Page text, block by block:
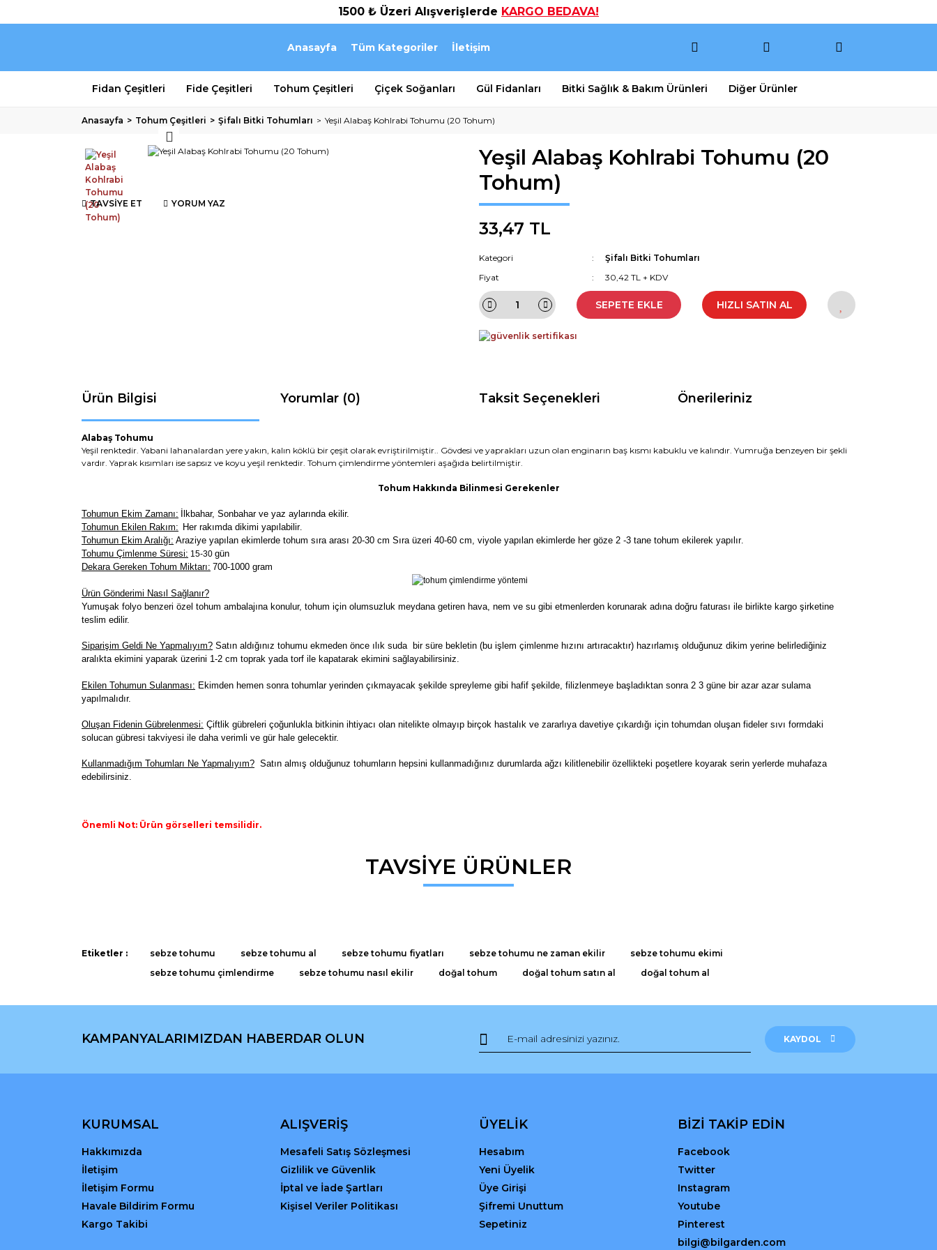
1500 ₺ Üzeri Alışverişlerde KARGO BEDAVA!
Anasayfa Tüm Kategoriler İletişim
Fidan Çeşitleri Fide Çeşitleri Tohum Çeşitleri Çiçek Soğanları Gül Fidanları Bitki Sağlık & Bakım Ürünleri Diğer Ürünler
Anasayfa Tohum Çeşitleri Şifalı Bitki Tohumları Yeşil Alabaş Kohlrabi Tohumu (20 Tohum)
TAVSİYE ET YORUM YAZ
Yeşil Alabaş Kohlrabi Tohumu (20
Tohum)
33,47 TL
Kategori
Şifalı Bitki Tohumları
Fiyat
30,42 TL + KDV
SEPETE EKLE HIZLI SATIN AL
Ürün Bilgisi Yorumlar (0) Taksit Seçenekleri Önerileriniz
Alabaş Tohumu
Yeşil renktedir. Yabani lahanalardan yere yakın, kalın köklü bir çeşit olarak evriştirilmiştir.. Gövdesi ve yaprakları uzun olan enginarın baş kısmı kabuklu ve kalındır. Yumruğa benzeyen bir şekli
vardır. Yaprak kısımları ise sapsız ve koyu yeşil renktedir. Tohum çimlendirme yöntemleri aşağıda belirtilmiştir.
Tohum Hakkında Bilinmesi Gerekenler
Tohumun Ekim Zamanı:
İlkbahar, Sonbahar ve yaz aylarında ekilir.
Tohumun Ekilen Rakım: Her rakımda dikimi yapılabilir.
Tohumun Ekim Aralığı: Araziye yapılan ekimlerde tohum sıra arası 20-30 cm Sıra üzeri 40-60 cm, viyole yapılan ekimlerde her göze 2 -3 tane tohum ekilerek yapılır.
Tohumu Çimlenme Süresi: 15-30 gün
Dekara Gereken Tohum Miktarı: 700-1000 gram
Ürün Gönderimi Nasıl Sağlanır?
Yumuşak folyo benzeri özel tohum ambalajına konulur, tohum için olumsuzluk meydana getiren hava, nem ve su gibi etmenlerden korunarak adına doğru faturası ile birlikte kargo şirketine
teslim edilir.
Siparişim Geldi Ne Yapmalıyım? Satın aldığınız tohumu ekmeden önce ılık suda bir süre bekletin (bu işlem çimlenme hızını artıracaktır) hazırlamış olduğunuz dikim yerine belirlediğiniz
aralıkta ekimini yaparak üzerini 1-2 cm toprak yada torf ile kapatarak ekimini sağlayabilirsiniz.
Ekilen Tohumun Sulanması: Ekimden hemen sonra tohumlar yerinden çıkmayacak şekilde spreyleme gibi hafif şekilde, filizlenmeye başladıktan sonra 2 3 güne bir azar azar sulama
yapılmalıdır.
Oluşan Fidenin Gübrelenmesi: Çiftlik gübreleri çoğunlukla bitkinin ihtiyacı olan nitelikte olmayıp birçok hastalık ve zararlıya davetiye çıkardığı için tohumdan oluşan fideler sıvı formdaki
solucan gübresi takviyesi ile daha verimli ve gür hale gelecektir.
Kullanmadığım Tohumları Ne Yapmalıyım? Satın almış olduğunuz tohumların hepsini kullanmadığınız durumlarda ağzı kilitlenebilir özellikteki poşetlere koyarak serin yerlerde muhafaza
edebilirsiniz.
Önemli Not: Ürün görselleri temsilidir.
Bu ürüne ilk yorumu siz yapın!
Bu ürünün fiyat bilgisi, resim, ürün açıklamalarında ve diğer konularda yetersiz gördüğünüz noktaları öneri formunu kullanarak tarafımıza iletebilirsiniz.
Gönder
TAVSİYE ÜRÜNLER
Etiketler : sebze tohumu sebze tohumu al sebze tohumu fiyatları sebze tohumu ne zaman ekilir
sebze tohumu ekimi
sebze tohumu çimlendirme
sebze tohumu nasıl ekilir doğal tohum doğal tohum satın al doğal tohum al
KAMPANYALARIMIZDAN HABERDAR OLUN KAYDOL
KURUMSAL
Hakkımızda
İletişim
İletişim Formu
Havale Bildirim Formu
Kargo Takibi
ALIŞVERİŞ
Mesafeli Satış Sözleşmesi
Gizlilik ve Güvenlik
İptal ve İade Şartları
Kişisel Veriler Politikası
ÜYELİK
Hesabım
Yeni Üyelik
Üye Girişi
Şifremi Unuttum
Sepetiniz
BİZİ TAKİP EDİN
Facebook
Twitter
Instagram
Youtube
Pinterest
bilgi@bilgarden.com